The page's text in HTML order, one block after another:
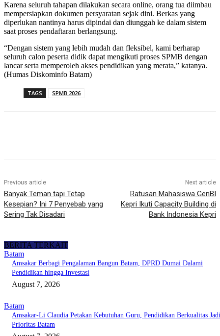
Karena seluruh tahapan dilakukan secara online, orang tua diimbau
mempersiapkan dokumen persyaratan sejak dini. Berkas yang
diperlukan nantinya harus dipindai dan diunggah ke dalam sistem
saat proses pendaftaran berlangsung.
“Dengan sistem yang lebih mudah dan fleksibel, kami berharap
seluruh calon peserta didik dapat mengikuti proses SPMB dengan
lancar serta memperoleh akses pendidikan yang merata,” katanya.
(Humas Diskominfo Batam)
TAGS SPMB 2026
Previous article
Banyak Teman tapi Tetap
Kesepian? Ini 7 Penyebab yang
Sering Tak Disadari
Next article
Ratusan Mahasiswa GenBI
Kepri Ikuti Capacity Building di
Bank Indonesia Kepri
BERITA TERKAIT
Batam
Amsakar Berbagi Pengalaman Bangun Batam, DPRD Dumai Dalami
Pendidikan hingga Investasi
August 7, 2026
Batam
Amsakar-Li Claudia Petakan Kebutuhan Guru, Pendidikan Berkualitas Jadi
Prioritas Batam